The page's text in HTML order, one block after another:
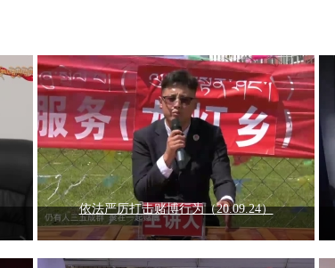
依法严厉打击赌博行为（20.09.24）